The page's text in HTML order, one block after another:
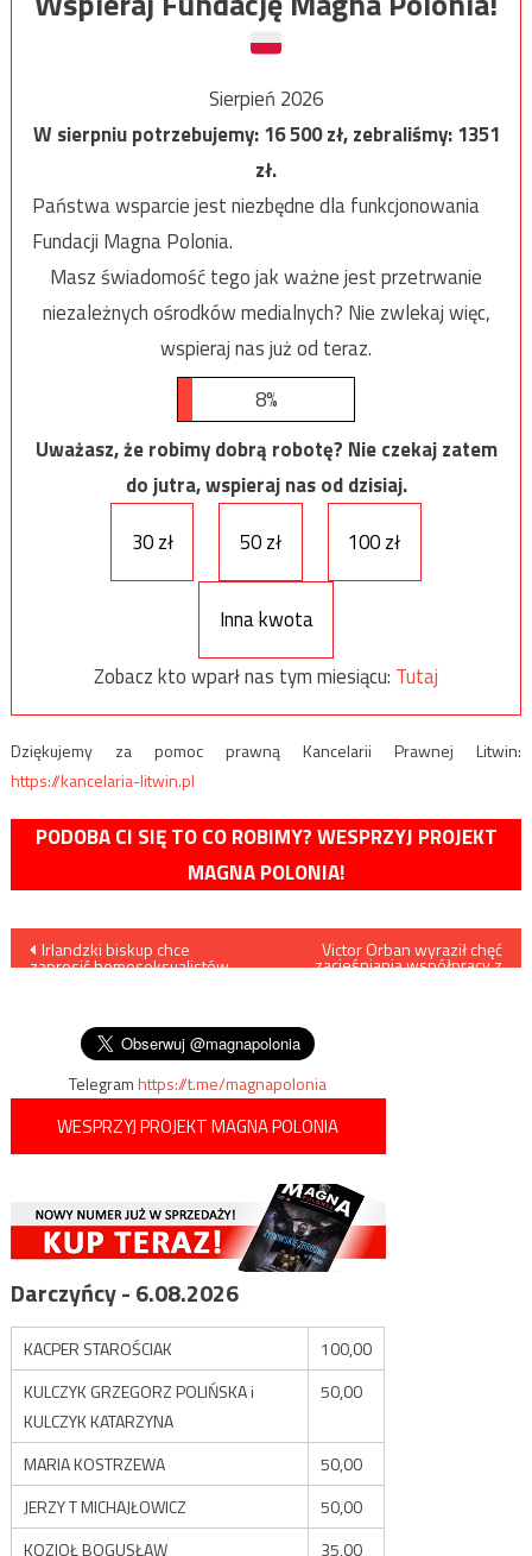
Sierpień 2026
W sierpniu potrzebujemy:16 500zł, zebraliśmy:1351
zł.
Państwa wsparcie jest niezbędne dla funkcjonowania
Fundacji Magna Polonia.
Masz świadomość tego jak ważne jest przetrwanie
niezależnych ośrodków medialnych? Nie zwlekaj więc,
wspieraj nas już od teraz.
8%
Uważasz, że robimy dobrą robotę? Nie czekaj zatem
do jutra, wspieraj nas od dzisiaj.
30 zł
50 zł 100 zł
Inna kwota
Zobacz kto wparł nas tym miesiącu: Tutaj
Dziękujemy za pomoc prawną Kancelarii Prawnej Litwin:
https://kancelaria-litwin.pl
PODOBA CI SIĘ TO CO ROBIMY? WESPRZYJ PROJEKT
MAGNA POLONIA!
Nawigacja
Irlandzki biskup chce
zaprosić homoseksualistów
Victor Orban wyraził chęć
zacieśniania współpracy z
Telegramhttps://t.me/magnapolonia
WESPRZYJ PROJEKT MAGNA POLONIA
Darczyńcy - 6.08.2026
KACPER STAROŚCIAK
100,00
KULCZYK GRZEGORZ POLIŃSKA i
KULCZYK KATARZYNA
50,00
MARIA KOSTRZEWA
50,00
JERZY T MICHAJŁOWICZ
50,00
KOZIOŁ BOGUSŁAW
35,00